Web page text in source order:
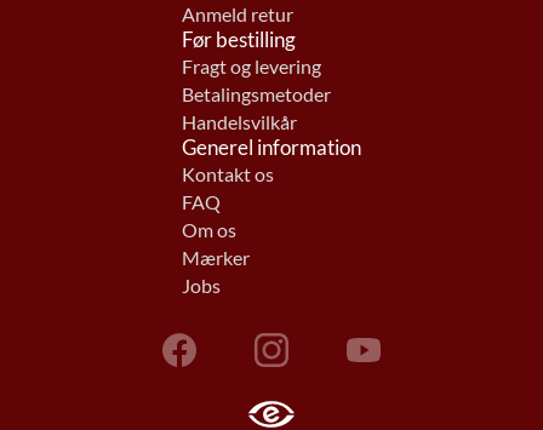
Anmeld retur
Før bestilling
Fragt og levering
Betalingsmetoder
Handelsvilkår
Generel information
Kontakt os
FAQ
Om os
Mærker
Jobs